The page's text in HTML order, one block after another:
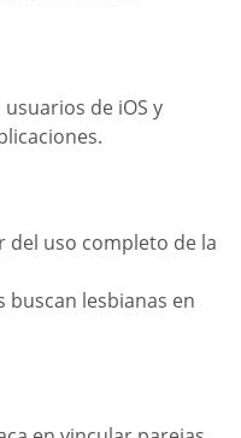
de iOS y
del uso completo de la
buscan lesbianas en